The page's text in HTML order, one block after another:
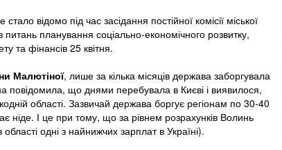
стало відомо під час засідання постійної комісії міської
питань планування соціально-економічного розвитку,
та фінансів 25 квітня.
Малютіної, лише за кілька місяців держава заборгувала
повідомила, що днями перебувала в Києві і виявилося,
області. Зазвичай держава боргує регіонам по 30-40
ніде. І це при тому, що за рівнем розрахунків Волинь
одні з найнижчих зарплат в Україні).